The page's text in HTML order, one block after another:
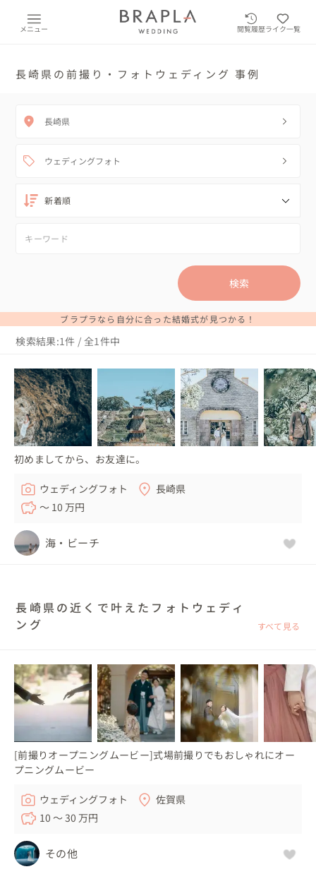
メニュー 閲覧履歴ライク一覧
長崎県の前撮り・フォトウェディング 事例
長崎県
ウェディングフォト
検索
ブラプラなら自分に合った結婚式が見つかる！
検索結果:1件 / 全1件中
初めましてから、お友達に。
ウェディングフォト
長崎県
〜 10 万円
海・ビーチ
長崎県の近くで叶えたフォトウェディ
ング
すべて見る
[前撮りオープニングムービー]式場前撮りでもおしゃれにオー
プニングムービー
ウェディングフォト
佐賀県
10 〜 30 万円
その他